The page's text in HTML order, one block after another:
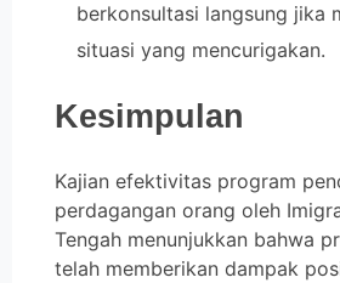
berkonsultasi langsung jika
situasi yang mencurigakan.
Kesimpulan
Kajian efektivitas program
perdagangan orang oleh
Tengah menunjukkan bahwa
telah memberikan dampak